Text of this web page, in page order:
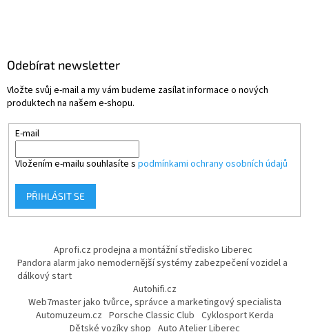
Odebírat newsletter
Vložte svůj e-mail a my vám budeme zasílat informace o nových
produktech na našem e-shopu.
E-mail
Vložením e-mailu souhlasíte s podmínkami ochrany osobních údajů
PŘIHLÁSIT SE
Aprofi.cz prodejna a montážní středisko Liberec
Pandora alarm jako nemodernější systémy zabezpečení vozidel a
dálkový start
Autohifi.cz
Web7master jako tvůrce, správce a marketingový specialista
Automuzeum.cz Porsche Classic Club Cyklosport Kerda
Dětské vozíky shop Auto Atelier Liberec